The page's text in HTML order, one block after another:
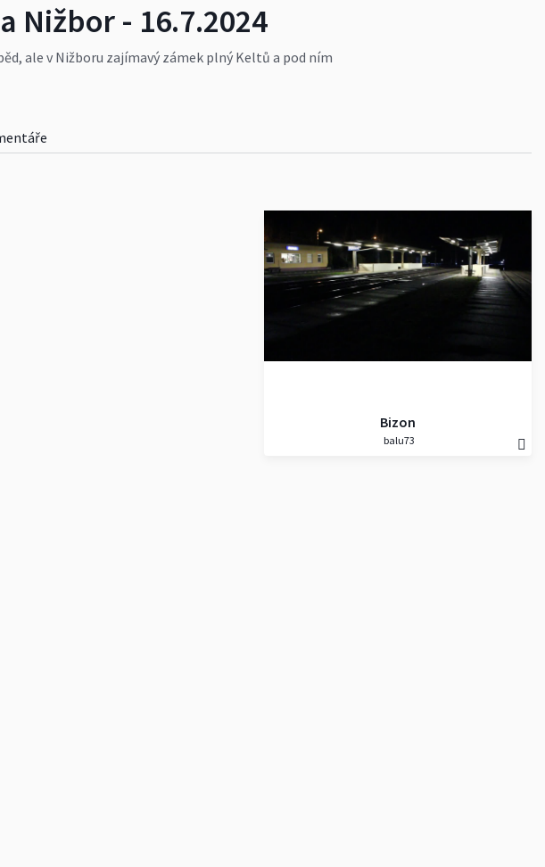
Nižbor - 16.7.2024
ale v Nižboru zajímavý zámek plný Keltů a pod ním
Bizon
balu73